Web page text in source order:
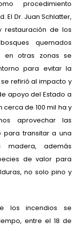
procedimiento
El Dr. Juan Schlatter,
de los
quemados
en otras zonas se
para evitar la
se refirió al impacto y
apoyo del Estado a
de 100 mil ha y
aprovechar las
transitar a una
además
de valor para
no solo pino y
los incendios se
entre el 18 de